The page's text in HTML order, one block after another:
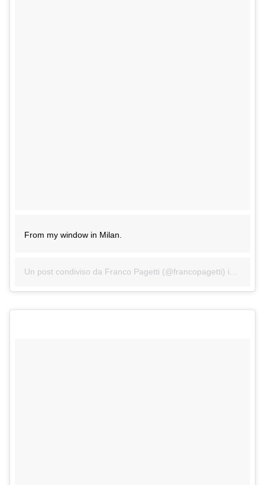
From my window in Milan.